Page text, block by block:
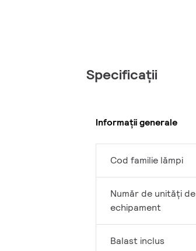
Specificații
Informații generale
Cod familie lămpi
Număr de unități de
echipament
Balast inclus